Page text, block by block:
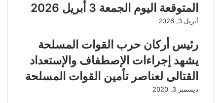
المتوقعة اليوم الجمعة 3 أبريل 2026
أبريل 3, 2026
رئيس أركان حرب القوات المسلحة
يشهد إجراءات الإصطفاف والإستعداد
القتالى لعناصر تأمين القوات المسلحة
ديسمبر 3, 2020